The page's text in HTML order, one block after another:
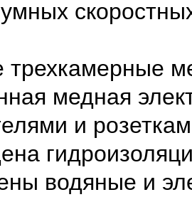
трехкамерные
медная
и
водяные и